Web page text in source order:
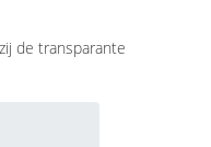
de transparante